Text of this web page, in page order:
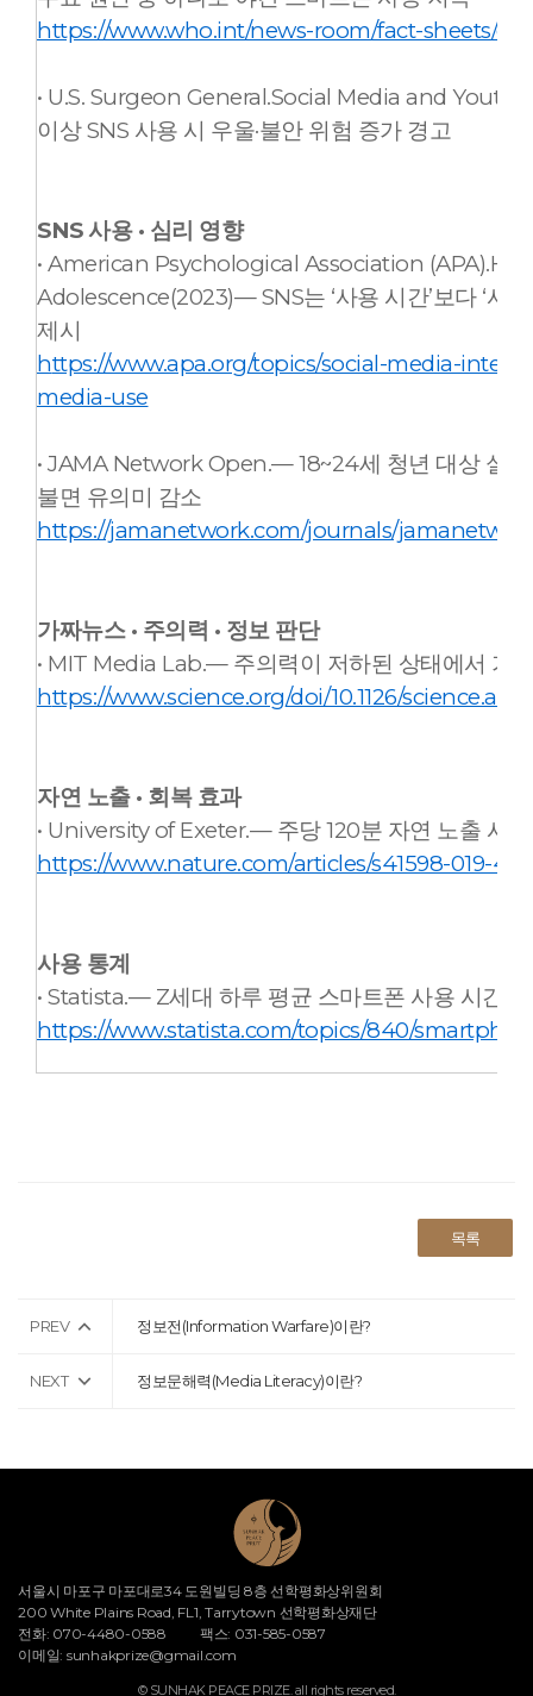
https://www.who.int/news-room/fact-sheets/
• U.S. Surgeon General.Social Media and
이상 SNS 사용 시 우울·불안 위험 증가 경고
SNS 사용 · 심리 영향
• American Psychological Association
Adolescence(2023)— SNS는 ‘사용 시간’보다 ‘사
제시
https://www.apa.org/topics/social-media-
media-use
• JAMA Network Open.— 18~24세 청년 대상 실험
불면 유의미 감소
https://jamanetwork.com/journals/
가짜뉴스 · 주의력 · 정보 판단
• MIT Media Lab.— 주의력이 저하된 상태에서 가
https://www.science.org/doi/10.1126/
자연 노출 · 회복 효과
• University of Exeter.— 주당 120분 자연 노출 시
https://www.nature.com/articles/s41598-019-
사용 통계
• Statista.— Z세대 하루 평균 스마트폰 사용 시간
https://www.statista.com/topics/840/
목록
PREV 정보전(Information Warfare)이란?
NEXT 정보문해력(Media Literacy)이란?
서울시 마포구 마포대로34 도원빌딩 8층 선학평화상위원회
200 White Plains Road, FL1, Tarrytown 선학평화상재단
전화: 070-4480-0588
팩스: 031-585-0587
이메일: sunhakprize@gmail.com
© SUNHAK PEACE PRIZE. all rights reserved.